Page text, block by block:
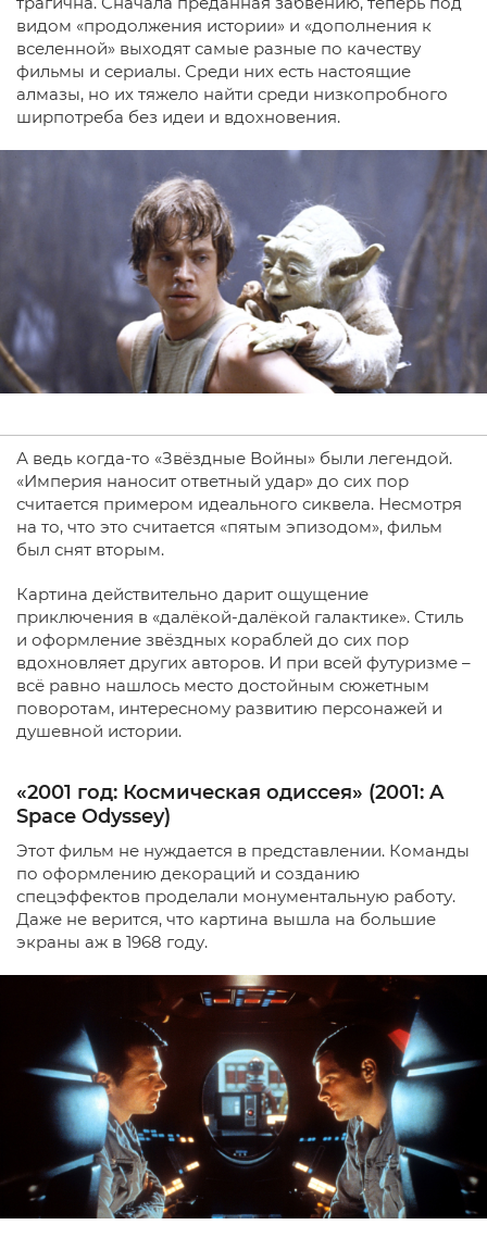
видом «продолжения истории» и «дополнения к
вселенной» выходят самые разные по качеству
фильмы и сериалы. Среди них есть настоящие
алмазы, но их тяжело найти среди низкопробного
ширпотреба без идеи и вдохновения.
А ведь когда-то «Звёздные Войны» были легендой.
«Империя наносит ответный удар» до сих пор
считается примером идеального сиквела. Несмотря
на то, что это считается «пятым эпизодом», фильм
был снят вторым.
Картина действительно дарит ощущение
приключения в «далёкой-далёкой галактике». Стиль
и оформление звёздных кораблей до сих пор
вдохновляет других авторов. И при всей футуризме –
всё равно нашлось место достойным сюжетным
поворотам, интересному развитию персонажей и
душевной истории.
«2001 год: Космическая одиссея» (2001: A
Space Odyssey)
Этот фильм не нуждается в представлении. Команды
по оформлению декораций и созданию
спецэффектов проделали монументальную работу.
Даже не верится, что картина вышла на большие
экраны аж в 1968 году.